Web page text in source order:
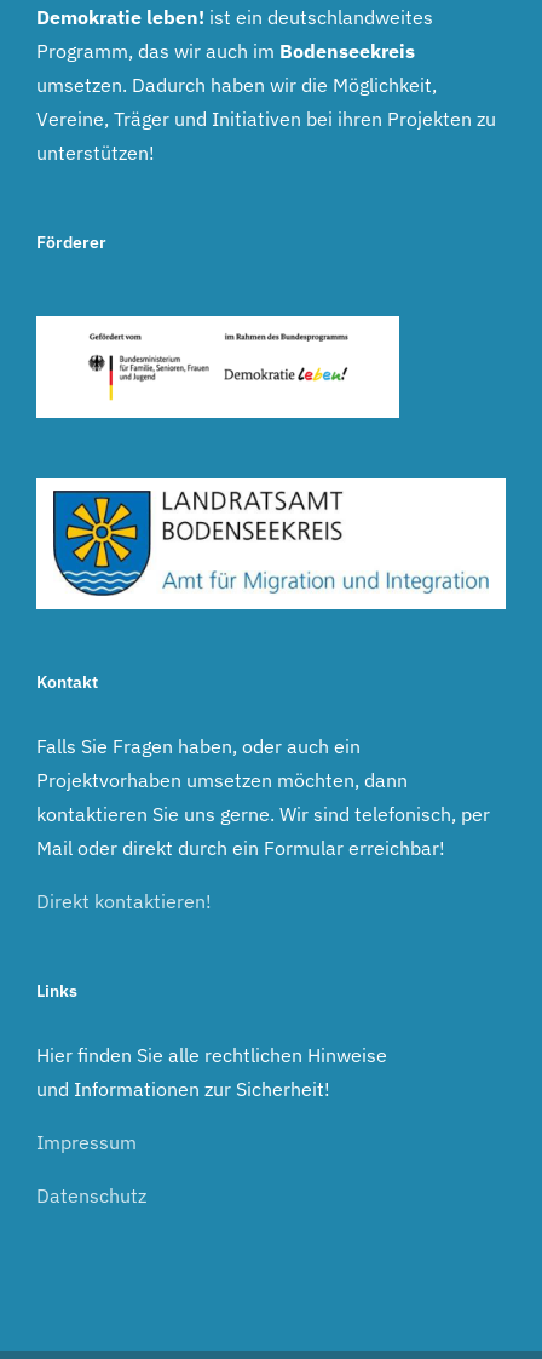
Demokratie leben! ist ein deutschlandweites
Programm, das wir auch im Bodenseekreis
umsetzen. Dadurch haben wir die Möglichkeit,
Vereine, Träger und Initiativen bei ihren Projekten zu
unterstützen!
Förderer
Kontakt
Falls Sie Fragen haben, oder auch ein
Projektvorhaben umsetzen möchten, dann
kontaktieren Sie uns gerne. Wir sind telefonisch, per
Mail oder direkt durch ein Formular erreichbar!
Direkt kontaktieren!
Links
Hier finden Sie alle rechtlichen Hinweise
und Informationen zur Sicherheit!
Impressum
Datenschutz